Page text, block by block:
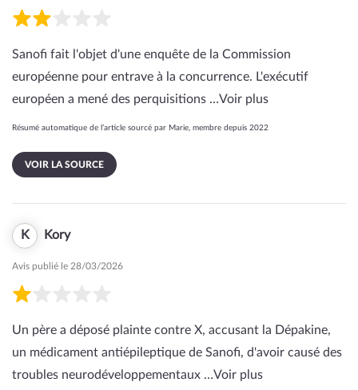
Sanofi fait l'objet d'une enquête de la Commission
européenne pour entrave à la concurrence. L'exécutif
européen a mené des perquisitions …Voir plus
Résumé automatique de l’article sourcé par Marie, membre depuis 2022
VOIR LA SOURCE
K Kory
Avis publié le 28/03/2026
Un père a déposé plainte contre X, accusant la Dépakine,
un médicament antiépileptique de Sanofi, d'avoir causé des
troubles neurodéveloppementaux …Voir plus